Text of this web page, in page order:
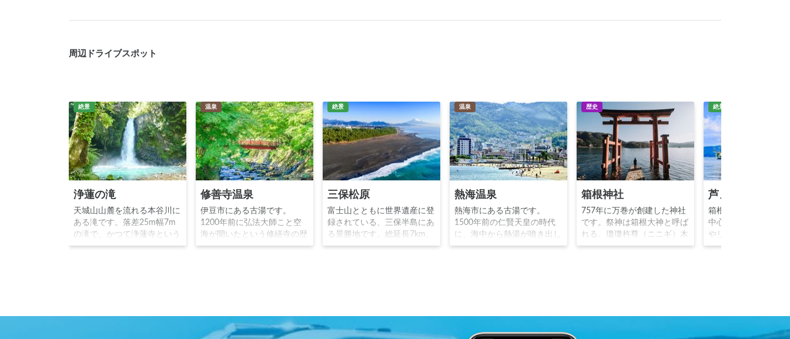
周辺ドライブスポット
絶景
浄蓮の滝
天城山山麓を流れる本谷川に
ある滝です。落差25m幅7m
の滝で、かつて浄蓮寺という
寺院が近くにあったことから
温泉
修善寺温泉
伊豆市にある古湯です。
1200年前に弘法大師こと空
海が開いたという修繕寺の歴
史とともにあり、明治時代に
絶景
三保松原
富士山とともに世界遺産に登
録されている、三保半島にあ
る景勝地です。総延長7km、
3万699本の松林が生い茂る
たちを魅了してきました。
温泉
熱海温泉
熱海市にある古湯です。
1500年前の仁賢天皇の時代
に、海中から熱湯が噴き出し
たことから「熱海」温泉とし
があります。
歴史
箱根神社
757年に万巻が創建した神社
です。祭神は箱根大神と呼ば
れる、瓊瓊杵尊（ニニギ）木
花咲耶姫命彦火火出見尊で
和の鳥居」は神秘的です。
絶景
芦ノ湖
箱根町にある湖です
中心に箱根神社等の
やリゾート施設が数
する観光地で、富士